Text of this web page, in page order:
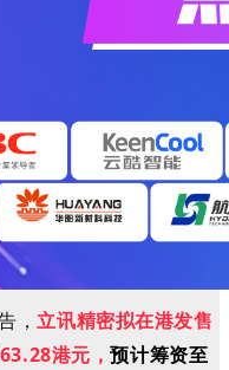
，立讯精密拟在港发售
港元，预计筹资至